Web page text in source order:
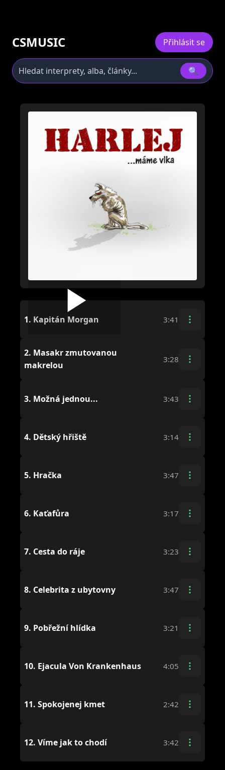
CSMUSIC Přihlásit se
🔍
1. Kapitán Morgan 3:41
2. Masakr zmutovanou
makrelou
3:28
3. Možná jednou... 3:43
4. Dětský hřiště 3:14
5. Hračka 3:47
6. Kaťafůra 3:17
7. Cesta do ráje 3:23
8. Celebrita z ubytovny 3:47
9. Pobřežní hlídka 3:21
10. Ejacula Von Krankenhaus 4:05
11. Spokojenej kmet 2:42
12. Víme jak to chodí 3:42